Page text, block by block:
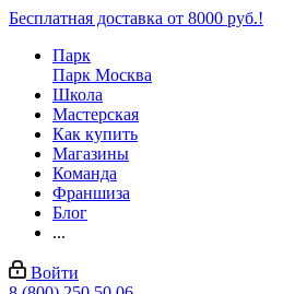
Бесплатная доставка от 8000 руб.!
Парк
Парк Москва
Школа
Мастерская
Как купить
Магазины
Команда
Франшиза
Блог
...
Войти